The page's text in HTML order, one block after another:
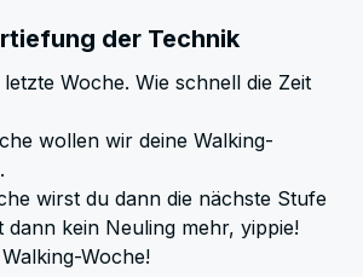
der Technik
Woche. Wie schnell die Zeit
wollen wir deine Walking-
wirst du dann die nächste Stufe
dann kein Neuling mehr, yippie!
Woche!